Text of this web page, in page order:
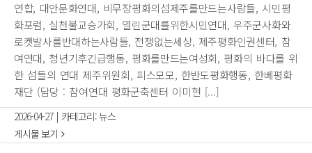
연합, 대안문화연대, 비무장평화의섬제주를만드는사람들, 시민평
화포럼, 실천불교승가회, 열린군대를위한시민연대, 우주군사화와
로켓발사를반대하는사람들, 전쟁없는세상, 제주평화인권센터, 참
여연대, 청년기후긴급행동, 평화를만드는여성회, 평화의 바다를 위
한 섬들의 연대 제주위원회, 피스모모, 한반도평화행동, 한베평화
재단 (담당 : 참여연대 평화군축센터 이미현 [...]
2026-04-27 | 카테고리:뉴스
게시물 보기